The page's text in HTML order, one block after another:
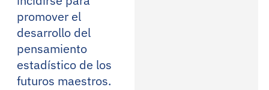
promover el
desarrollo del
pensamiento
estadístico de los
futuros maestros.